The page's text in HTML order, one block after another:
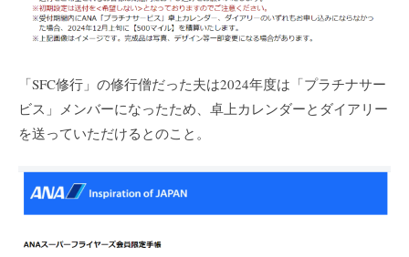
「SFC修行」の修行僧だった夫は2024年度は「プラチナサー
ビス」メンバーになったため、卓上カレンダーとダイアリー
を送っていただけるとのこと。